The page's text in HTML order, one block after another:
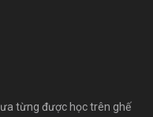
từng được học trên ghế